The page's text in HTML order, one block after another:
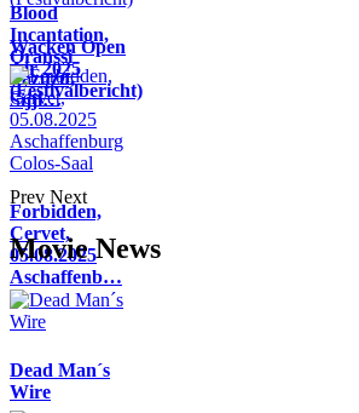
Blood
Incantation,
Oranssi
Pazuzu,
Sijji…
Wacken Open
Air 2025
(Festivalbericht)
Forbidden,
Cervet,
05.08.2025
Aschaffenb…
Prev Next
Movie News
Dead Man´s
Wire